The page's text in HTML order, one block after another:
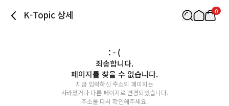
K-Topic 상세 0
: - (
죄송합니다.
페이지를 찾을 수 없습니다.
지금 입력하신 주소의 페이지는
사라졌거나 다른 페이지로 변경되었습니다.
주소를 다시 확인해주세요.